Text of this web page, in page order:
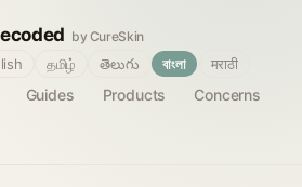
by CureSkin
Guides Products
Concerns
தமிழ் తెలుగు বাংলা मराठी